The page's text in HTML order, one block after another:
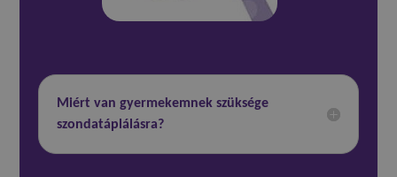
Miért van gyermekemnek szüksége
szondatáplálásra?